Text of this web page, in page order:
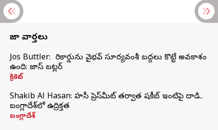
తాజా వార్తలు
Jos Buttler: నా రికార్డును వైభవ్ సూర్యవంశీ బద్దలు కొట్టే అవకాశం
ఉంది: జాస్ బట్లర్
క్రికెట్
Shakib Al Hasan: హసీనా ప్రెస్‌మీట్‌ తర్వాత షకీబ్‌ ఇంటిపై దాడి..
బంగ్లాదేశ్‌లో ఉద్రిక్తత
బంగ్లాదేశ్